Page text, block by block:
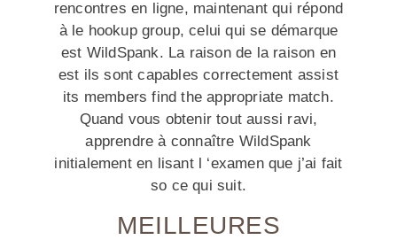
rencontres en ligne, maintenant qui répond
à le hookup group, celui qui se démarque
est WildSpank. La raison de la raison en
est ils sont capables correctement assist
its members find the appropriate match.
Quand vous obtenir tout aussi ravi,
apprendre à connaître WildSpank
initialement en lisant l ‘examen que j’ai fait
so ce qui suit.
MEILLEURES